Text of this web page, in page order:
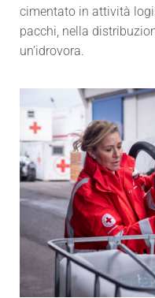
cimentato in attività
pacchi, nella
un’idrovora.